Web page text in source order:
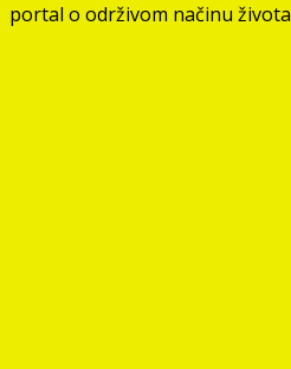
portal o održivom načinu života